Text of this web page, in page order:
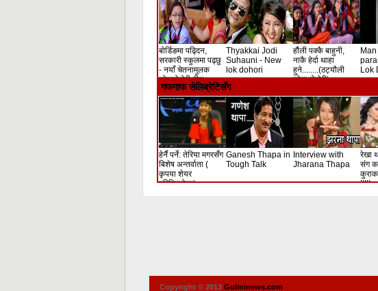
बोर्डिङमा पढ्दिन,
सरकारी स्कुलमा पढ्छु
- नयाँ चेतनामुलक
लोकदोहोरी गीत
Thyakkai Jodi
Suhauni - New
lok dohori
हौंली पक्कै बाहुनी,
नाकै हेर्दा थाहा
हुने........(ठट्यौली
लोक दोहोरी)
Lok
गफगाफ सेलिब्रेटिसँग
हेर्नै पर्ने: तेरिया मगरसँग
बिशेष अन्तर्वाता (
कृपया शेयर
गरिदिनुहोला)
Ganesh Thapa in
Tough Talk
Interview with
Jharana Thapa
रेखा
संग
!!!!!
Copyright © 2013 Gulminews.com